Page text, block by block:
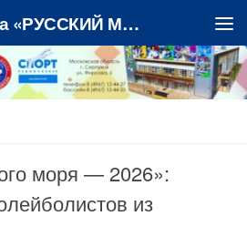
Спортивная школа «РУССКИЙ МЕДВЕДЬ»
моря — 2026»:
из